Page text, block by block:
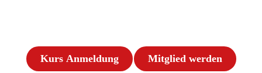
Kurs Anmeldung Mitglied werden